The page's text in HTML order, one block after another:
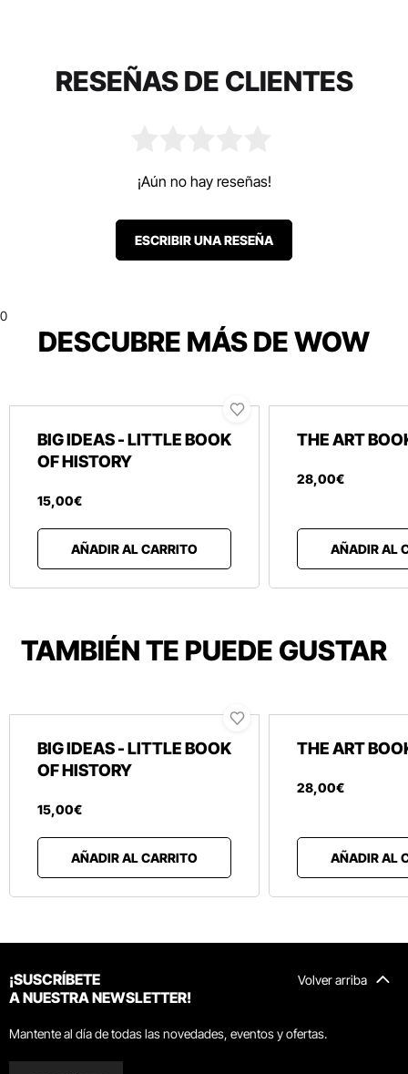
RESEÑAS DE CLIENTES
¡Aún no hay reseñas!
ESCRIBIR UNA RESEÑA
0
DESCUBRE MÁS DE WOW
BIG IDEAS - LITTLE BOOK
OF HISTORY
15,00€
AÑADIR AL CARRITO
THE ART
28,00€
AÑADIR AL
TAMBIÉN TE PUEDE GUSTAR
BIG IDEAS - LITTLE BOOK
OF HISTORY
15,00€
AÑADIR AL CARRITO
THE ART
28,00€
AÑADIR AL
Volver arriba
¡SUSCRÍBETE
A NUESTRA NEWSLETTER!
Mantente al día de todas las novedades, eventos y ofertas.